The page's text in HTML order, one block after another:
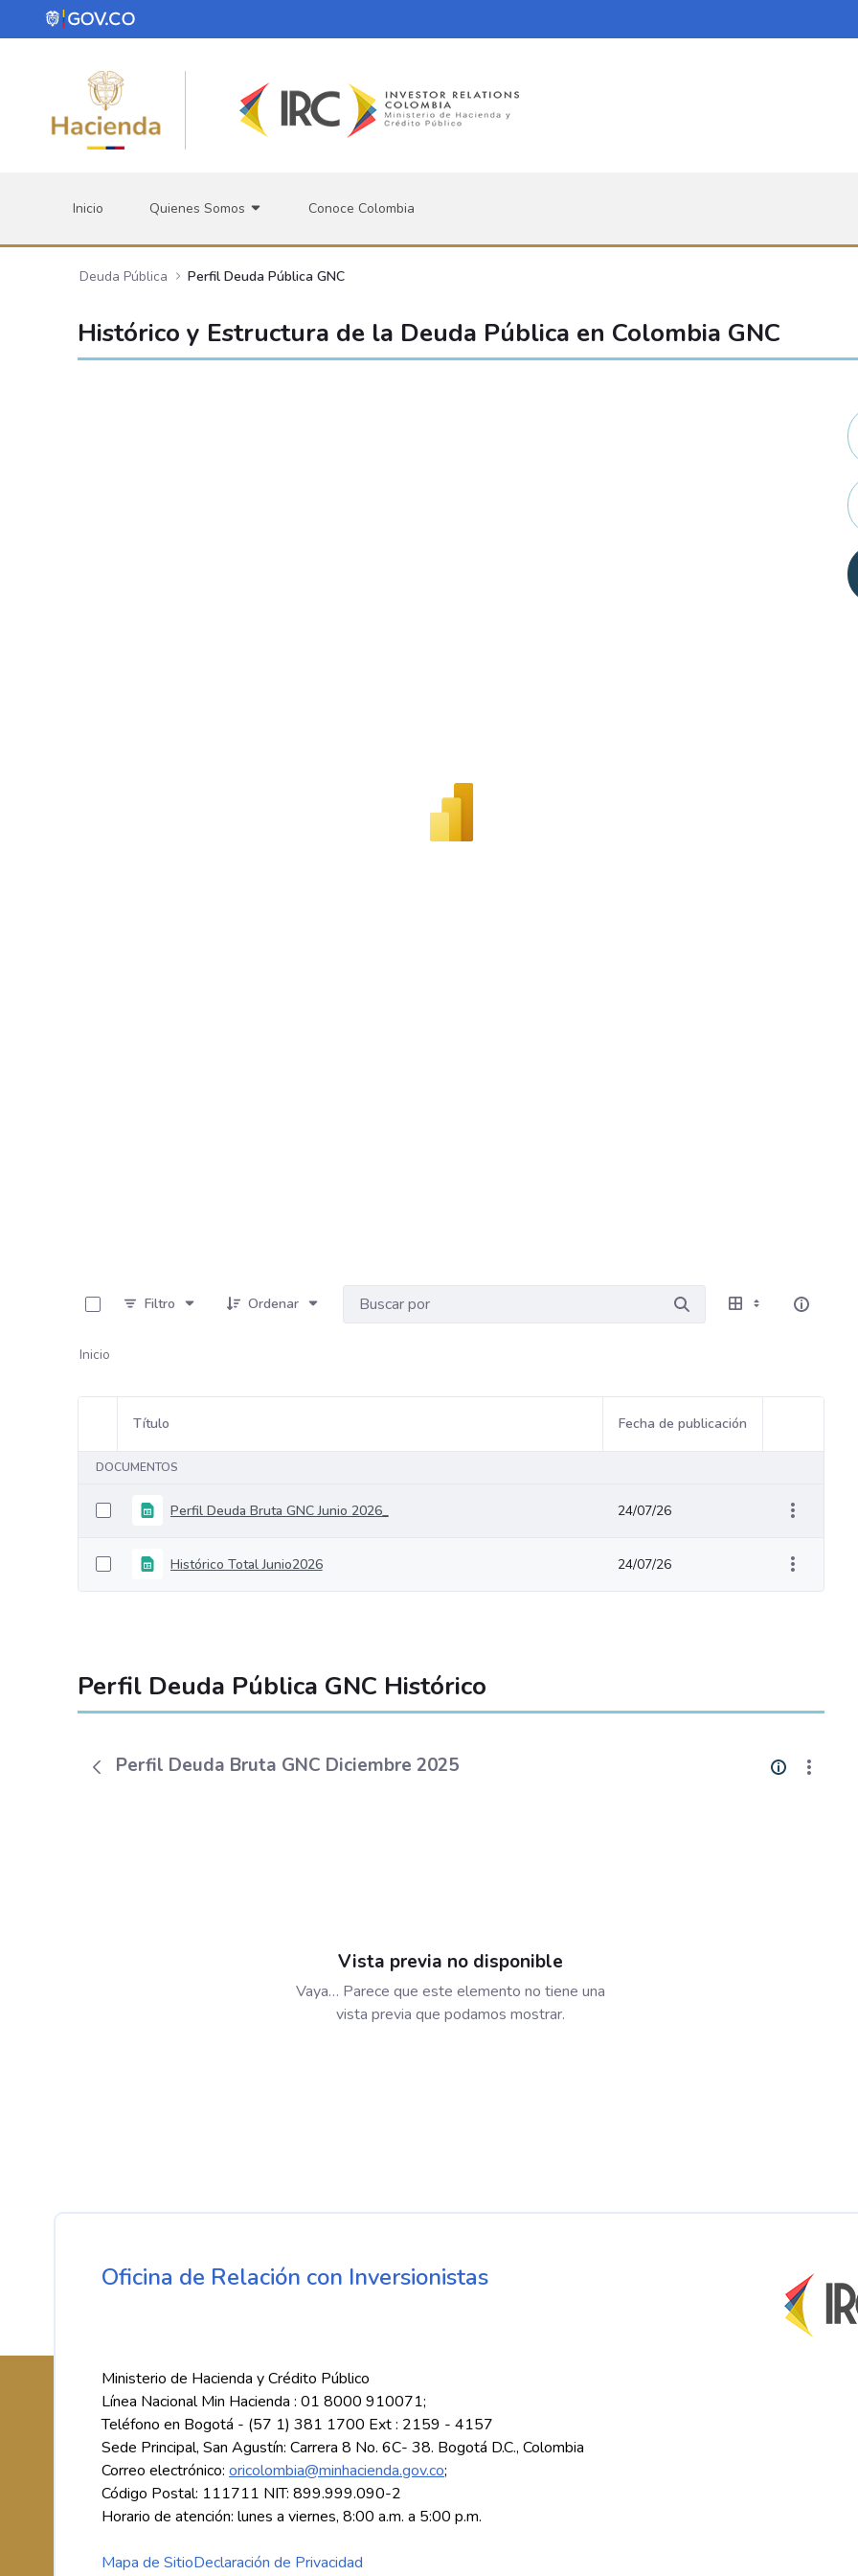
Saltar al contenido principal
Inicio Quienes Somos Conoce Colombia
Deuda Pública Perfil Deuda Pública GNC
Histórico y Estructura de la Deuda Pública en Colombia GNC
Filtro
Ordenar
Inicio
Selección del elemento
Título Fecha de publicación
DOCUMENTOS
Perfil Deuda Bruta GNC Junio 2026_ 24/07/26
Histórico Total Junio2026 24/07/26
Perfil Deuda Pública GNC Histórico
Perfil Deuda Bruta GNC Diciembre 2025
Vista previa no disponible
Vaya… Parece que este elemento no tiene una
vista previa que podamos mostrar.
Oficina de Relación con Inversionistas
Ministerio de Hacienda y Crédito Público
Línea Nacional Min Hacienda : 01 8000 910071;
Teléfono en Bogotá - (57 1) 381 1700 Ext : 2159 - 4157
Sede Principal, San Agustín: Carrera 8 No. 6C- 38. Bogotá D.C., Colombia
Correo electrónico: oricolombia@minhacienda.gov.co;
Código Postal: 111711 NIT: 899.999.090-2
Horario de atención: lunes a viernes, 8:00 a.m. a 5:00 p.m.
Mapa de SitioDeclaración de Privacidad